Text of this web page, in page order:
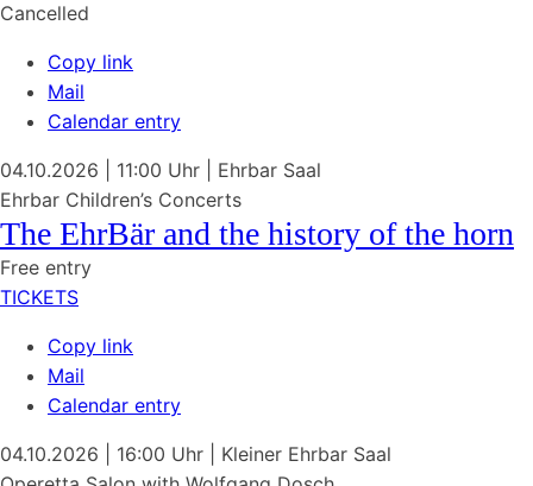
Cancelled
Copy link
Mail
Calendar entry
04.10.2026 | 11:00 Uhr
Ehrbar Saal
Ehrbar Children’s Concerts
The EhrBär and the history of the horn
Free entry
TICKETS
Copy link
Mail
Calendar entry
04.10.2026 | 16:00 Uhr
Kleiner Ehrbar Saal